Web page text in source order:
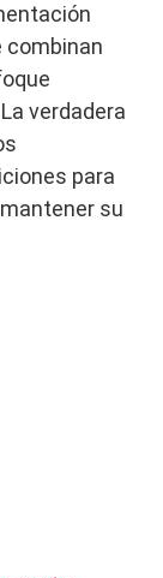
combinan
verdadera
para
su